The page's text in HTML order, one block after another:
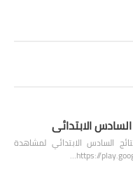
الابتدائي
السادس الابتدائي لمشاهدة